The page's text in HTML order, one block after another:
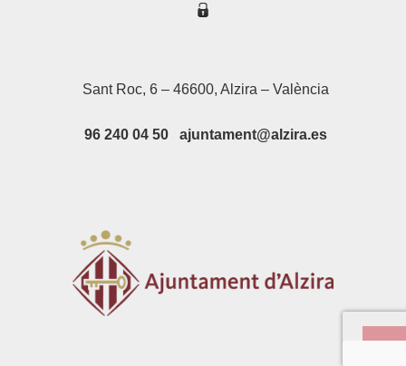
Sant Roc, 6 – 46600, Alzira – València
96 240 04 50 ajuntament@alzira.es